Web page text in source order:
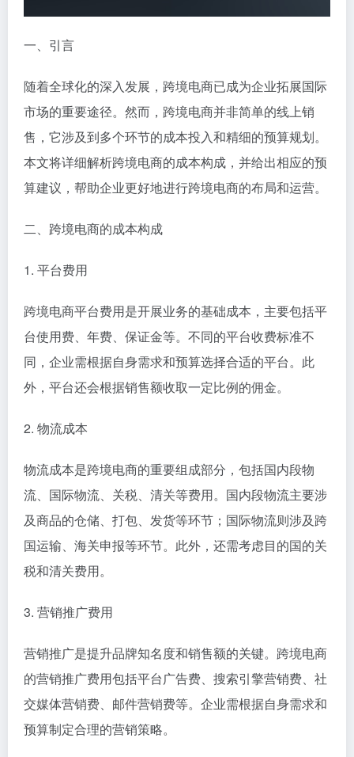
一、引言
随着全球化的深入发展，跨境电商已成为企业拓展国际
市场的重要途径。然而，跨境电商并非简单的线上销
售，它涉及到多个环节的成本投入和精细的预算规划。
本文将详细解析跨境电商的成本构成，并给出相应的预
算建议，帮助企业更好地进行跨境电商的布局和运营。
二、跨境电商的成本构成
1. 平台费用
跨境电商平台费用是开展业务的基础成本，主要包括平
台使用费、年费、保证金等。不同的平台收费标准不
同，企业需根据自身需求和预算选择合适的平台。此
外，平台还会根据销售额收取一定比例的佣金。
2. 物流成本
物流成本是跨境电商的重要组成部分，包括国内段物
流、国际物流、关税、清关等费用。国内段物流主要涉
及商品的仓储、打包、发货等环节；国际物流则涉及跨
国运输、海关申报等环节。此外，还需考虑目的国的关
税和清关费用。
3. 营销推广费用
营销推广是提升品牌知名度和销售额的关键。跨境电商
的营销推广费用包括平台广告费、搜索引擎营销费、社
交媒体营销费、邮件营销费等。企业需根据自身需求和
预算制定合理的营销策略。